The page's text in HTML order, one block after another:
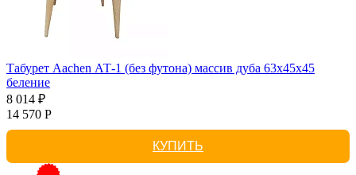
Табурет Aachen АТ-1 (без футона) массив дуба 63х45х45
беление
8 014 ₽
14 570 Р
КУПИТЬ